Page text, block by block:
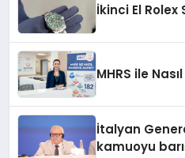
İkinci El Rolex
MHRS ile
İtalyan
kamuoyu